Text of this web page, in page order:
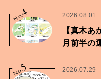
No.4 2026.08.01
【真木あ
月前半の
No.5 2026.07.29